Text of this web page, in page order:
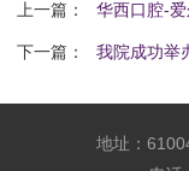
上一篇： 华西口腔-
下一篇： 我院成功举
地址：